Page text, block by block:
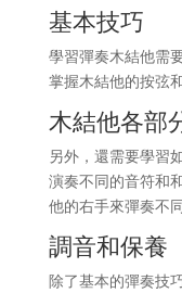
基本技巧
學習彈奏木結他需
掌握木結他的按弦
木結他各部
另外，還需要學習
演奏不同的音符和
他的右手來彈奏不
調音和保養
除了基本的彈奏技